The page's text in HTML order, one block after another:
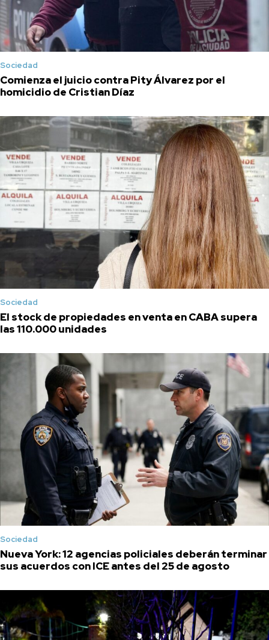
Sociedad
Comienza el juicio contra Pity Álvarez por el
homicidio de Cristian Díaz
Sociedad
El stock de propiedades en venta en CABA supera
las 110.000 unidades
Sociedad
Nueva York: 12 agencias policiales deberán terminar
sus acuerdos con ICE antes del 25 de agosto